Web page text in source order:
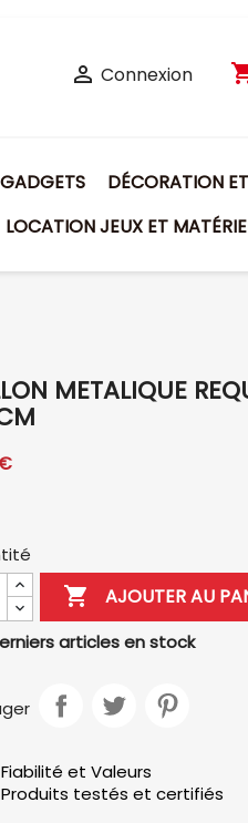
 Connexion
DÉCORATION
LOCATION JEUX ET
METALIQUE
 AJOUTER AU
articles en stock
Fiabilité et Valeurs
Produits testés et certifiés